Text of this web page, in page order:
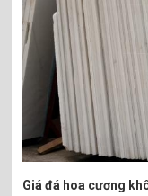
Giá đá hoa cương